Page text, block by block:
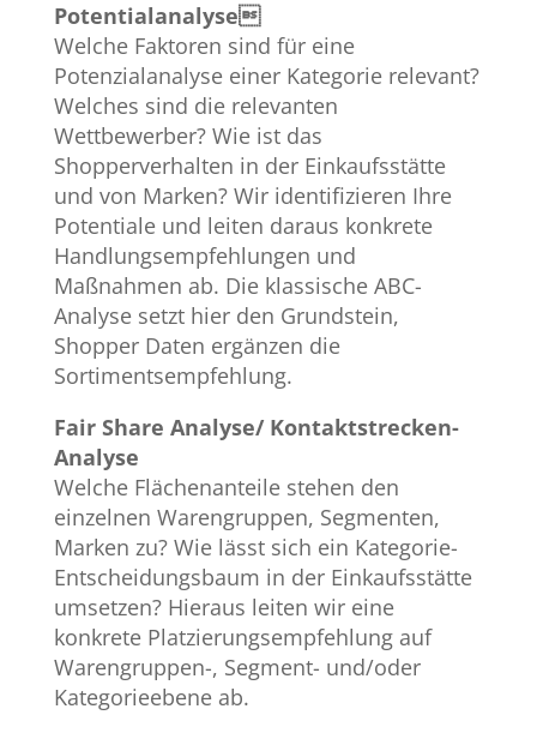
Potentialanalyse
Welche Faktoren sind für eine
Potenzialanalyse einer Kategorie relevant?
Welches sind die relevanten
Wettbewerber? Wie ist das
Shopperverhalten in der Einkaufsstätte
und von Marken? Wir identifizieren Ihre
Potentiale und leiten daraus konkrete
Handlungsempfehlungen und
Maßnahmen ab. Die klassische ABC-
Analyse setzt hier den Grundstein,
Shopper Daten ergänzen die
Sortimentsempfehlung.
Fair Share Analyse/ Kontaktstrecken-
Analyse​
Welche Flächenanteile stehen den
einzelnen Warengruppen, Segmenten,
Marken zu? Wie lässt sich ein Kategorie-
Entscheidungsbaum in der Einkaufsstätte
umsetzen? Hieraus leiten wir eine
konkrete Platzierungsempfehlung auf
Warengruppen-, Segment- und/oder
Kategorieebene ab.​